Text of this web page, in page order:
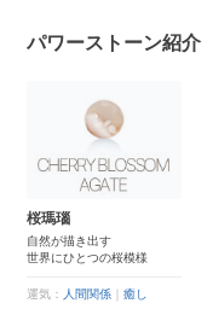
パワーストーン紹介
桜瑪瑙
自然が描き出す
世界にひとつの桜模様
運気： 人間関係 ｜癒し